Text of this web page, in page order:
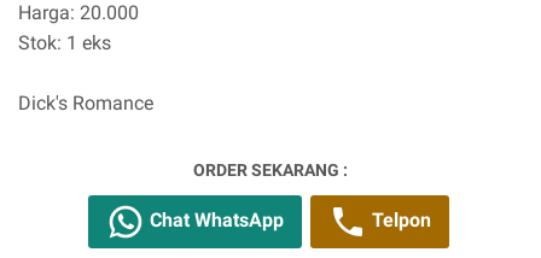
Harga: 20.000
Stok: 1 eks
Dick's Romance
ORDER SEKARANG :
Chat WhatsApp Telpon